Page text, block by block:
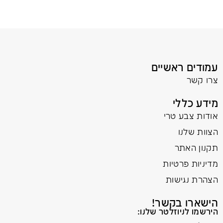
עמודים ראשיים
צרו קשר
מידע כללי
אודות צבע טרי
הצוות שלנו
תקנון האתר
מדיניות פרטיות
הצהרת נגישות
הישארו בקשר!
הירשמו לניוזלטר שלנו: